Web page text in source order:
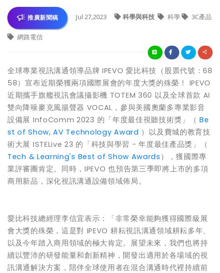
推廣新聞稿 Jul 27,2023 科學與科技 科學 3C產品
網路電信
全球專業視訊溝通領導品牌 IPEVO 愛比科技（股票代號：68
58）宣布近期榮獲兩項國際展會的年度大獎的殊榮！ IPEVO
近期攜手旗艦視訊會議攝影機 TOTEM 360 以及全球首款 AI
雙向降噪麥克風揚聲器 VOCAL，參與美國奧蘭多專業影音
設備展 InfoComm 2023 的「年度最佳視聽技術獎」（Be
st of Show, AV Technology Award ）以及費城的教育技
術大展 ISTELive 23 的「科技與學習 - 年度最佳產品獎」（
Tech & Learning's Best of Show Awards ），獲國際專
業評審團肯定。同時，IPEVO 也預告第三季即將上市的多項
商用新品，深化視訊溝通設備領域佈局。
愛比科技總經理李信宜表示：「非常榮幸能夠獲得國際級展
會大獎的殊榮，這是對 IPEVO 耕耘視訊溝通領域耕耘多年、
以及今年踏入商用領域的極大肯定。展望未來，我們也將持
續以豐沛的研發能量和創新精神，開發出適用於各場域的視
訊溝通解決方案，陪伴全球使用者在混合溝通時代裡持續前